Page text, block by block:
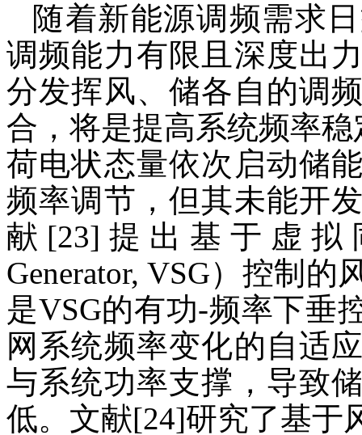
随着新能源调频需求
调频能力有限且深度出
分发挥风、储各自的调
合，将是提高系统频率
荷电状态量依次启动储
频率调节，但其未能开
献[23]提出基于虚拟
Generator, VSG）控制
是VSG的有功-频率下垂
网系统频率变化的自适
与系统功率支撑，导致
低。文献[24]研究了基于